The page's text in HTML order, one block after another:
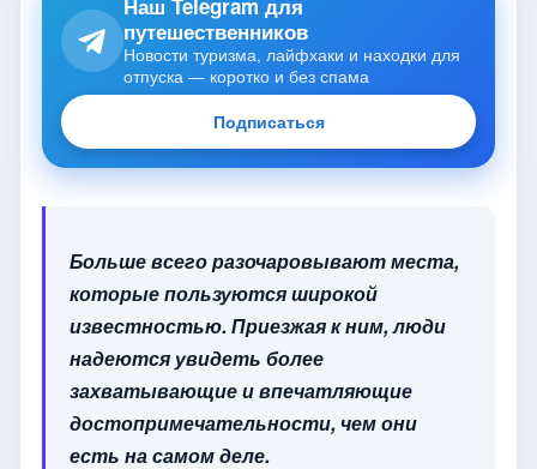
Наш Telegram для
путешественников
Новости туризма, лайфхаки и находки для
отпуска — коротко и без спама
Подписаться
Больше всего разочаровывают места,
которые пользуются широкой
известностью. Приезжая к ним, люди
надеются увидеть более
захватывающие и впечатляющие
достопримечательности, чем они
есть на самом деле.